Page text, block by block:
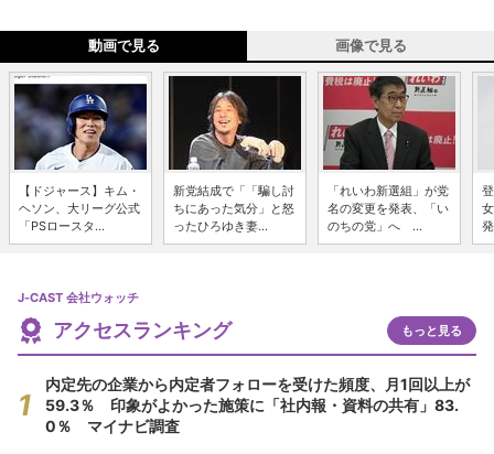
動画で見る 画像で見る
【ドジャース】キム・
ヘソン、大リーグ公式
「PSロースタ...
新党結成で「「騙し討
ちにあった気分」と怒
ったひろゆき妻...
「れいわ新選組」が党
名の変更を発表、「い
のちの党」へ ...
J-CAST 会社ウォッチ
アクセスランキング もっと見る
内定先の企業から内定者フォローを受けた頻度、月1回以上が
59.3％ 印象がよかった施策に「社内報・資料の共有」83.
0％ マイナビ調査